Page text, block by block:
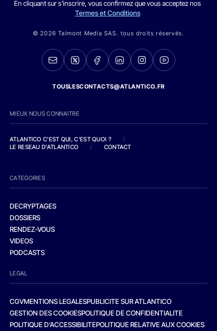
En cliquant sur s'inscrire, vous confirmez que vous acceptez nos
Termes et Conditions
© 2026 Talmont Media SAS. tous droits réservés.
TOUSLESCONTACTS@ATLANTICO.FR
MIEUX NOUS CONNAITRE
ATLANTICO C'EST QUI, C'EST QUOI ?
/
LE RESEAU D'ATLANTICO
/ CONTACT
CATEGORIES
DECRYPTAGES
DOSSIERS
RENDEZ-VOUS
VIDEOS
PODCASTS
LEGAL
CGVMENTIONS LEGALESPUBLICITE SUR ATLANTICO
GESTION DES COOKIESPOLITIQUE DE CONFIDENTIALITE
POLITIQUE D’ACCESSIBILITEPOLITIQUE RELATIVE AUX COOKIES